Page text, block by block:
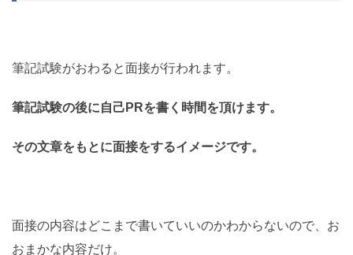
筆記試験がおわると面接が行われます。
筆記試験の後に自己PRを書く時間を頂けます。
その文章をもとに面接をするイメージです。
面接の内容はどこまで書いていいのかわからないので、お
おまかな内容だけ。